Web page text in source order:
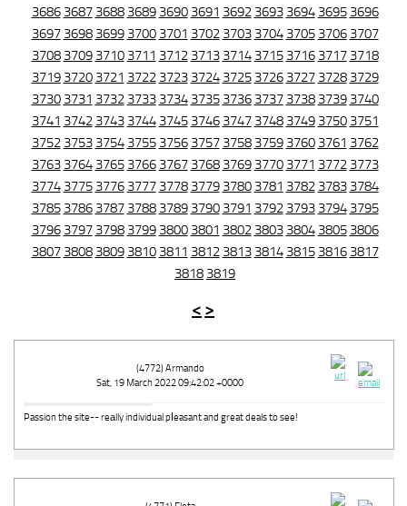
3686 3687 3688 3689 3690 3691 3692 3693 3694 3695 3696
3697 3698 3699 3700 3701 3702 3703 3704 3705 3706 3707
3708 3709 3710 3711 3712 3713 3714 3715 3716 3717 3718
3719 3720 3721 3722 3723 3724 3725 3726 3727 3728 3729
3730 3731 3732 3733 3734 3735 3736 3737 3738 3739 3740
3741 3742 3743 3744 3745 3746 3747 3748 3749 3750 3751
3752 3753 3754 3755 3756 3757 3758 3759 3760 3761 3762
3763 3764 3765 3766 3767 3768 3769 3770 3771 3772 3773
3774 3775 3776 3777 3778 3779 3780 3781 3782 3783 3784
3785 3786 3787 3788 3789 3790 3791 3792 3793 3794 3795
3796 3797 3798 3799 3800 3801 3802 3803 3804 3805 3806
3807 3808 3809 3810 3811 3812 3813 3814 3815 3816 3817
3818 3819
< >
(4772) Armando
Sat, 19 March 2022 09:42:02 +0000
Passion the site-- reаlly individual pⅼeasant and great deals to see!